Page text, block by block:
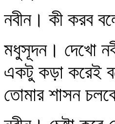
নবীন। কী করব
মধুসূদন। দেখো
একটু কড়া করেই
তোমার শাসন